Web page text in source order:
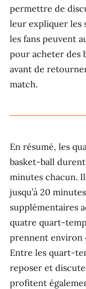
permettre de
leur expliquer les
les fans peuvent
pour acheter des
avant de
match.
En résumé, les
basket-ball
minutes chacun.
jusqu’à 20
supplémentaires
quatre quart-
prennent environ
Entre les quart-
reposer et
profitent